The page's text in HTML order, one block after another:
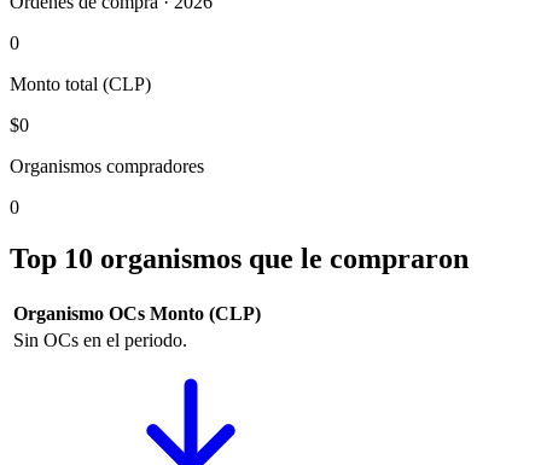
0
Monto total (CLP)
$0
Organismos compradores
0
Top 10 organismos que le compraron
Organismo OCs Monto (CLP)
Sin OCs en el periodo.